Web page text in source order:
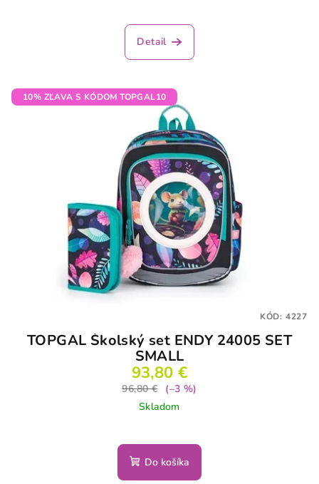
hodnotenie
produktu
5
hviezdičiek.
Detail
10% ZĽAVA S KÓDOM TOPGAL10
TOPGAL Školský set ENDY 24005 SET
SMALL
93,80 €
96,80 €
(–3 %)
Skladom
Do košíka
KÓD: 4227